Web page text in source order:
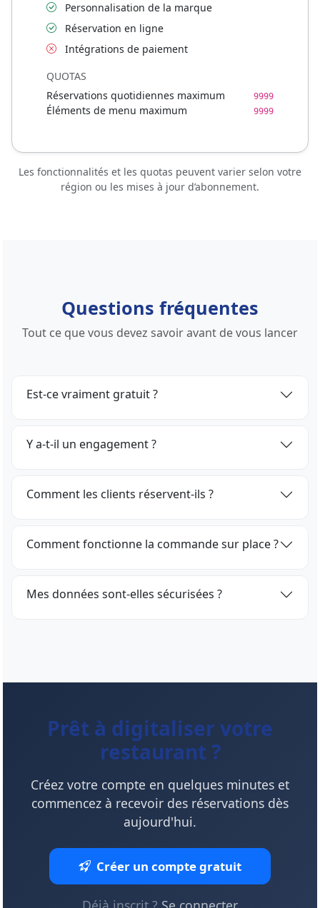
Personnalisation de la marque
Réservation en ligne
Intégrations de paiement
QUOTAS
Réservations quotidiennes maximum
9999
Éléments de menu maximum 9999
Les fonctionnalités et les quotas peuvent varier selon votre
région ou les mises à jour d’abonnement.
Questions fréquentes
Tout ce que vous devez savoir avant de vous lancer
Est-ce vraiment gratuit ?
Y a-t-il un engagement ?
Comment les clients réservent-ils ?
Comment fonctionne la commande sur place ?
Mes données sont-elles sécurisées ?
Prêt à digitaliser votre
restaurant ?
Créez votre compte en quelques minutes et
commencez à recevoir des réservations dès
aujourd'hui.
Créer un compte gratuit